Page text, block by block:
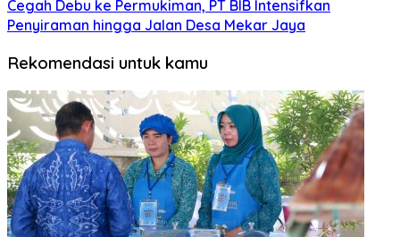
Cegah Debu ke Permukiman, PT BIB Intensifkan
Penyiraman hingga Jalan Desa Mekar Jaya
Rekomendasi untuk kamu